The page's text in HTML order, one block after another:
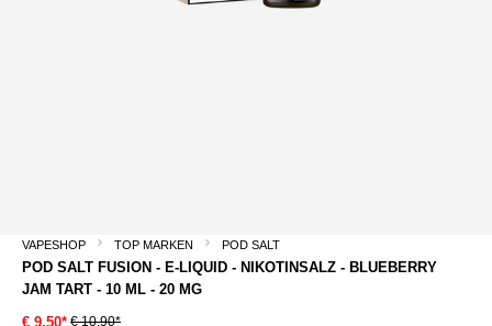
VAPESHOP TOP MARKEN POD SALT
POD SALT FUSION - E-LIQUID - NIKOTINSALZ - BLUEBERRY
JAM TART - 10 ML - 20 MG
€ 9,50* € 10,90*